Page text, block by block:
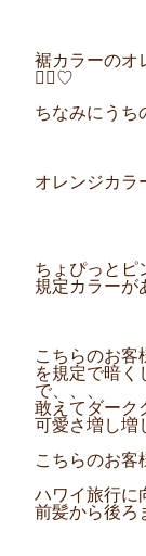
裾カラーのオ
🤦‍♀️♡
ちなみにうち
オレンジカラ
ちょぴっとピ
規定カラー
こちらのお客
を規定で暗く
で、、、
敢えてダー
可愛さ増し
こちらのお客
ハワイ旅行に
前髪から後